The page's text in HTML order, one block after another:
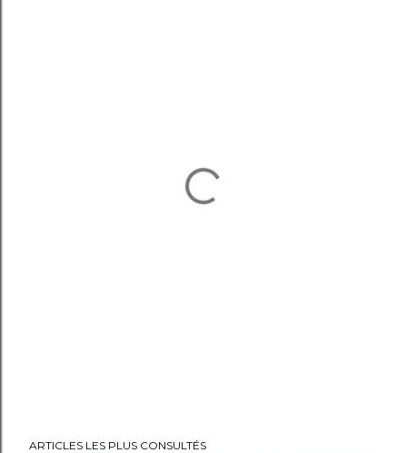
ARTICLES LES PLUS CONSULTÉS